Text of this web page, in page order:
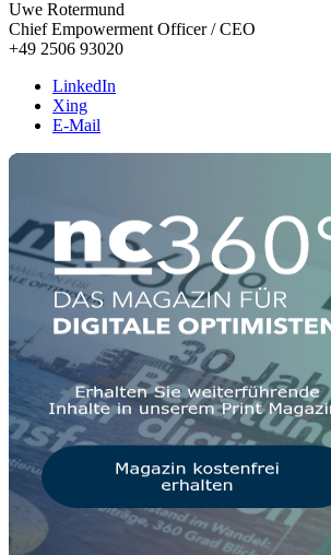
Uwe Rotermund
Chief Empowerment Officer / CEO
+49 2506 93020
LinkedIn
Xing
E-Mail